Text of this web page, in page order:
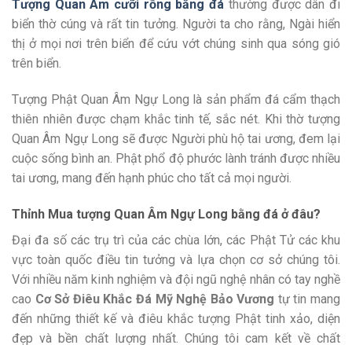
Tượng Quan Âm cưỡi rồng bằng đá thường được dân đi
biển thờ cúng và rất tin tưởng. Người ta cho rằng, Ngài hiển
thị ở mọi nơi trên biển để cứu vớt chúng sinh qua sóng gió
trên biển.
Tượng Phật Quan Âm Ngự Long là sản phẩm đá cẩm thạch
thiên nhiên được chạm khắc tinh tế, sắc nét. Khi thờ tượng
Quan Âm Ngự Long sẽ được Người phù hộ tai ương, đem lại
cuộc sống bình an. Phật phổ độ phước lành tránh được nhiều
tai ương, mang đến hạnh phúc cho tất cả mọi người.
Thỉnh Mua tượng Quan Âm Ngự Long bằng đá ở đâu?
Đại đa số các trụ trì của các chùa lớn, các Phật Tử các khu
vực toàn quốc điều tin tưởng và lựa chọn cơ sở chúng tôi.
Với nhiều năm kinh nghiệm và đội ngũ nghệ nhân có tay nghề
cao Cơ Sở Điêu Khắc Đá Mỹ Nghệ Bảo Vương tự tin mang
đến những thiết kế và điêu khắc tượng Phật tinh xảo, diện
đẹp và bền chất lượng nhất. Chúng tôi cam kết về chất